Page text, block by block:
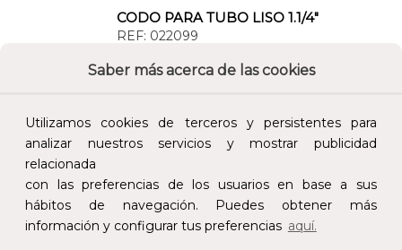
Saber más acerca de las cookies
Utilizamos cookies de terceros y persistentes para
analizar nuestros servicios y mostrar publicidad
relacionada
con las preferencias de los usuarios en base a sus
hábitos de navegación. Puedes obtener más
información y configurar tus preferencias aquí.
CODO PARA TUBO LISO 1.1/4"
REF: 022099
precios para profesionales.
Impuestos no incluidos.
AÑADIR AL CARRITO